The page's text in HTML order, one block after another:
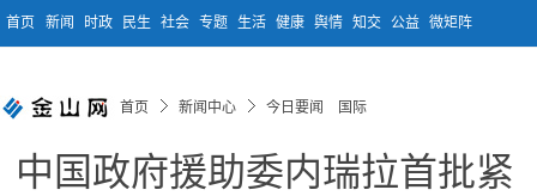
首页 新闻 时政 民生 社会 专题 生活 健康 舆情 知交 公益 微矩阵
首页 新闻中心 今日要闻 国际
中国政府援助委内瑞拉首批紧